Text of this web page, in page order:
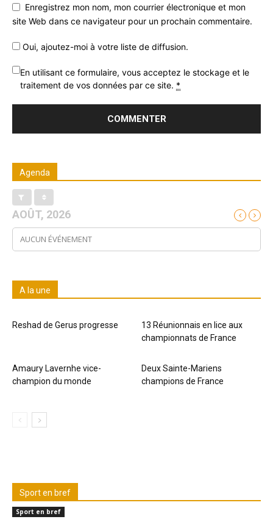
Enregistrez mon nom, mon courrier électronique et mon
site Web dans ce navigateur pour un prochain commentaire.
Oui, ajoutez-moi à votre liste de diffusion.
En utilisant ce formulaire, vous acceptez le stockage et le
traitement de vos données par ce site. *
Agenda
AOÛT, 2026
AUCUN ÉVÉNEMENT
A la une
Reshad de Gerus progresse
13 Réunionnais en lice aux
championnats de France
Amaury Lavernhe vice-
champion du monde
Deux Sainte-Mariens
champions de France
Sport en bref
Sport en bref